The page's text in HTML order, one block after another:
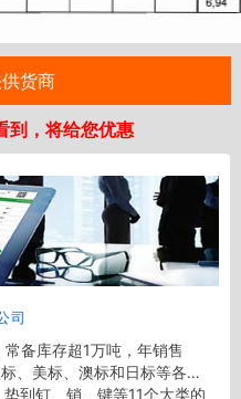
货商
到，将给您优惠
司